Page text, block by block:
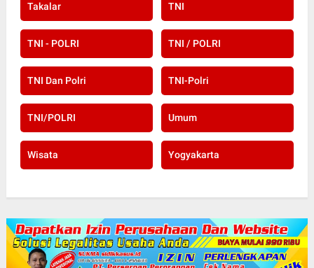
Takalar TNI
TNI - POLRI TNI / POLRI
TNI Dan Polri TNI-Polri
TNI/POLRI Umum
Wisata Yogyakarta